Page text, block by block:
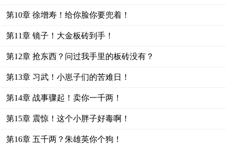
第10章 徐增寿！给你脸你要兜着！
第11章 镜子！大金板砖到手！
第12章 抢东西？问过我手里的板砖没有？
第13章 习武！小崽子们的苦难日！
第14章 战事骤起！卖你一千两！
第15章 震惊！这个小胖子好毒啊！
第16章 五千两？朱雄英你个狗！